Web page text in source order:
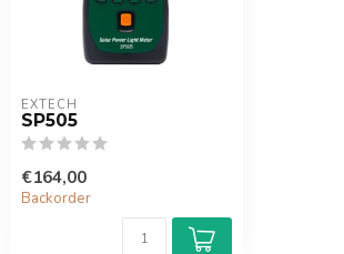
EXTECH
SP505
€164,00
Backorder